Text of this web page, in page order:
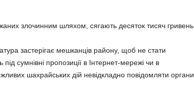
злочинним шляхом, сягають десяток тисяч гривень.
застерігає мешканців району, щоб не стати
сумнівні пропозиції в Інтернет-мережі чи в
шахрайських дій невідкладно повідомляти органи